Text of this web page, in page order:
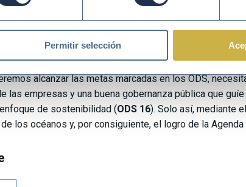
Permitir selección
sus aguas. De hecho, entre 2015 y 2019 se registró
el 10 % y el 30 %. Esto hace disminuir la capacidad
lo que llama una vez más a invertir en la salud de
alcanzar las metas marcadas en los ODS,
las empresas y una buena gobernanza pública que
de sostenibilidad (ODS 16). Solo así, mediante
los océanos y, por consiguiente, el logro de la Agenda